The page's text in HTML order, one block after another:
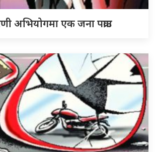
अभियोगमा एक जना पक्राउ